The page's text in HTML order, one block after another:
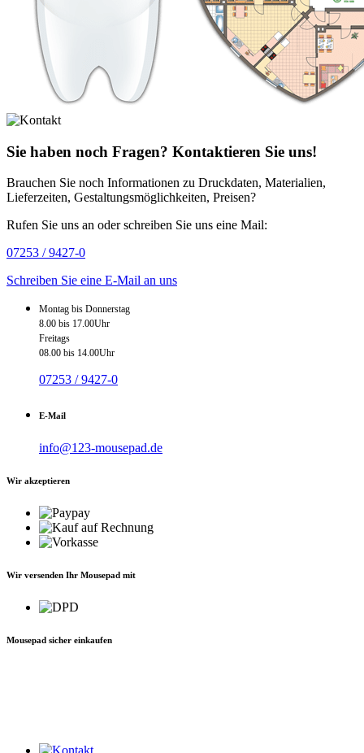
Sie haben noch Fragen? Kontaktieren Sie uns!
Brauchen Sie noch Informationen zu Druckdaten, Materialien,
Lieferzeiten, Gestaltungsmöglichkeiten, Preisen?
Rufen Sie uns an oder schreiben Sie uns eine Mail:
07253 / 9427-0
Schreiben Sie eine E-Mail an uns
Montag bis Donnerstag
8.00 bis 17.00Uhr
Freitags
08.00 bis 14.00Uhr
07253 / 9427-0
E-Mail
info@123-mousepad.de
Wir akzeptieren
Wir versenden Ihr Mousepad mit
Mousepad sicher einkaufen